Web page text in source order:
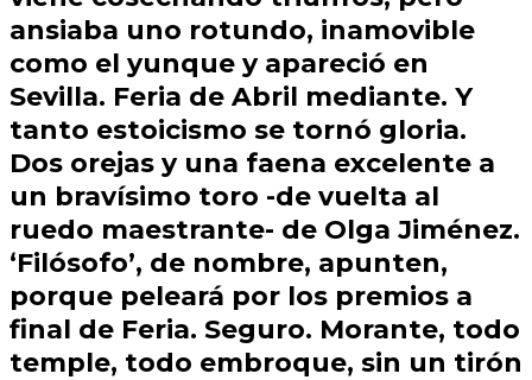
ansiaba uno rotundo, inamovible
como el yunque y apareció en
Sevilla. Feria de Abril mediante. Y
tanto estoicismo se tornó gloria.
Dos orejas y una faena excelente a
un bravísimo toro -de vuelta al
ruedo maestrante- de Olga Jiménez.
‘Filósofo’, de nombre, apunten,
porque peleará por los premios a
final de Feria. Seguro. Morante, todo
temple, todo embroque, sin un tirón